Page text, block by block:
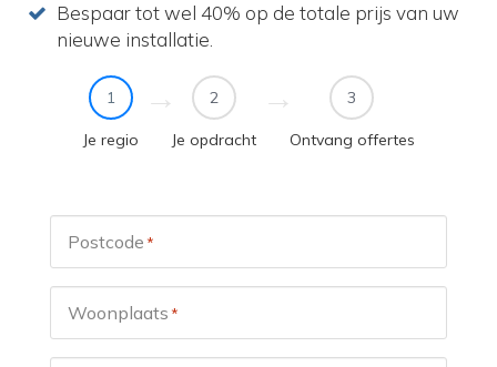
Bespaar tot wel 40% op de totale prijs van uw
nieuwe installatie.
1
Je regio
2
Je opdracht
3
Ontvang offertes
Postcode *
Woonplaats *